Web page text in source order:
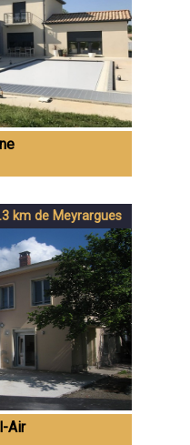
km de Meyrargues
Air